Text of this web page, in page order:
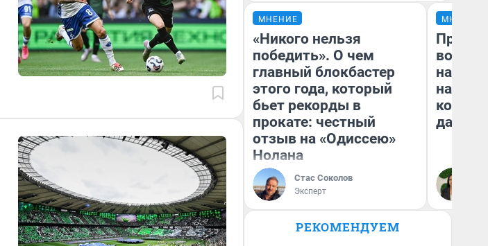
МНЕНИЕ
«Никого нельзя
победить». О чем
главный блокбастер
этого года, который
бьет рекорды в
прокате: честный
отзыв на «Одиссею»
Нолана
Стас Соколов
Эксперт
МНЕНИЕ
нам
даже
РЕКОМЕНДУЕМ